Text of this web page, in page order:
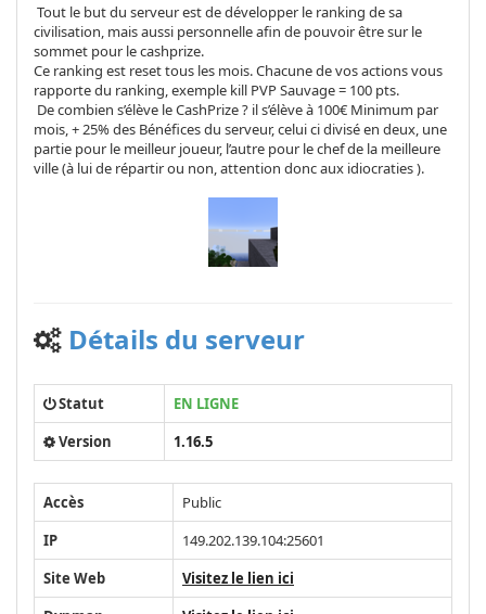
Tout le but du serveur est de développer le ranking de sa
civilisation, mais aussi personnelle afin de pouvoir être sur le
sommet pour le cashprize.
Ce ranking est reset tous les mois. Chacune de vos actions vous
rapporte du ranking, exemple kill PVP Sauvage = 100 pts.
De combien s’élève le CashPrize ? il s’élève à 100€ Minimum par
mois, + 25% des Bénéfices du serveur, celui ci divisé en deux, une
partie pour le meilleur joueur, l’autre pour le chef de la meilleure
ville (à lui de répartir ou non, attention donc aux idiocraties ).
Détails du serveur
Statut
EN LIGNE
Version
1.16.5
Accès
Public
IP
149.202.139.104:25601
Site Web
Visitez le lien ici